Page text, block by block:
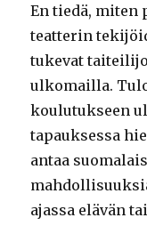
En tiedä, miten
teatterin
tukevat
ulkomailla.
koulutukseen
tapauksessa
antaa
ajassa elävän